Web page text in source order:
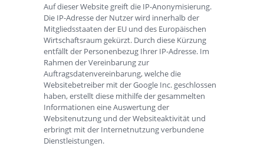
Auf dieser Website greift die IP-Anonymisierung.
Die IP-Adresse der Nutzer wird innerhalb der
Mitgliedsstaaten der EU und des Europäischen
Wirtschaftsraum gekürzt. Durch diese Kürzung
entfällt der Personenbezug Ihrer IP-Adresse. Im
Rahmen der Vereinbarung zur
Auftragsdatenvereinbarung, welche die
Websitebetreiber mit der Google Inc. geschlossen
haben, erstellt diese mithilfe der gesammelten
Informationen eine Auswertung der
Websitenutzung und der Websiteaktivität und
erbringt mit der Internetnutzung verbundene
Dienstleistungen.